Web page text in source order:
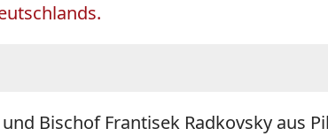
Bischof Frantisek Radkovsky aus